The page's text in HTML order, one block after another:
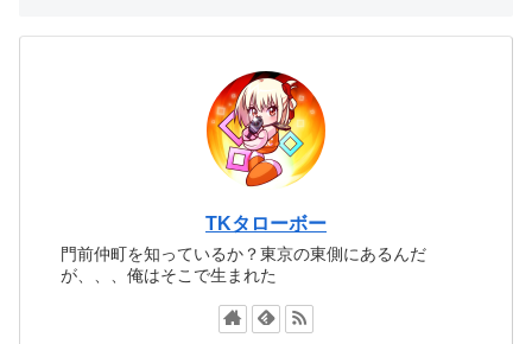
TKタローボー
門前仲町を知っているか？東京の東側にあるんだ
が、、、俺はそこで生まれた